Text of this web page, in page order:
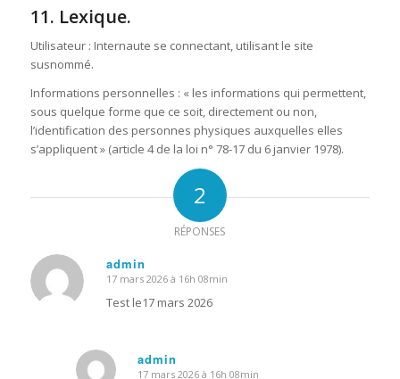
11. Lexique.
Utilisateur : Internaute se connectant, utilisant le site
susnommé.
Informations personnelles : « les informations qui permettent,
sous quelque forme que ce soit, directement ou non,
l’identification des personnes physiques auxquelles elles
s’appliquent » (article 4 de la loi n° 78-17 du 6 janvier 1978).
2
RÉPONSES
admin
dit
:
17 mars 2026 à 16h 08min
Test le17 mars 2026
admin
17 mars 2026 à 16h 08min